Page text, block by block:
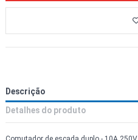
Descrição
Detalhes do produto